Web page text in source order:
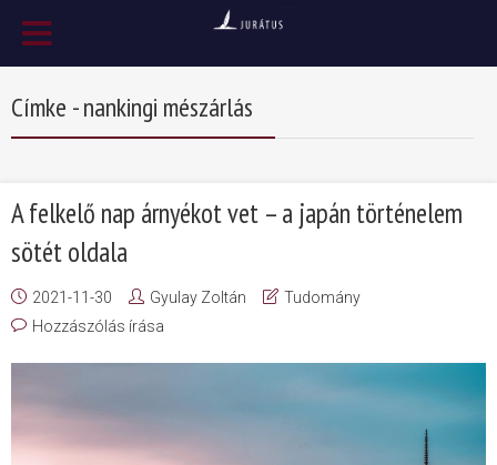
Címke - nankingi mészárlás
A felkelő nap árnyékot vet – a japán történelem
sötét oldala
2021-11-30 Gyulay Zoltán
Tudomány
Hozzászólás írása